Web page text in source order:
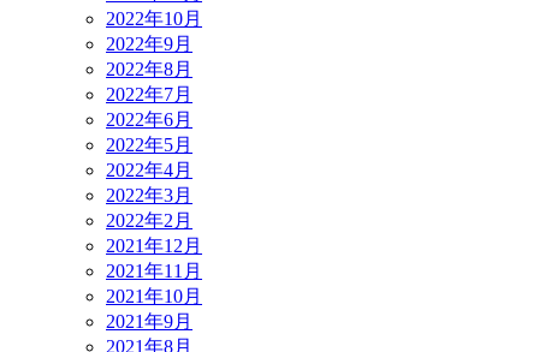
2022年10月
2022年9月
2022年8月
2022年7月
2022年6月
2022年5月
2022年4月
2022年3月
2022年2月
2021年12月
2021年11月
2021年10月
2021年9月
2021年8月